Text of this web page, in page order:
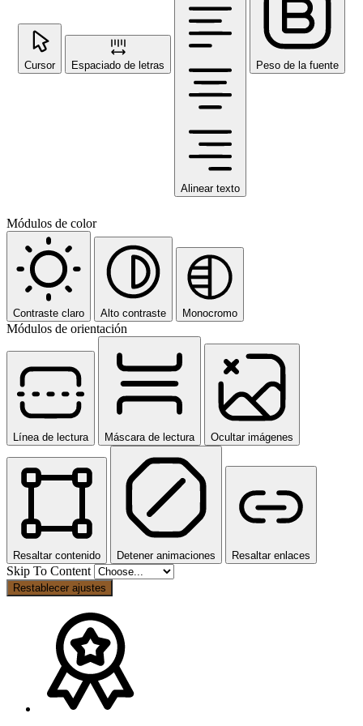
Cursor Espaciado de letras
Alinear texto
Peso de la fuente
Módulos de color
Contraste claro Alto contraste Monocromo
Módulos de orientación
Línea de lectura Máscara de lectura Ocultar imágenes
Resaltar contenido Detener animaciones Resaltar enlaces
Skip To Content
Restablecer ajustes